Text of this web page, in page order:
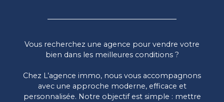
Vous recherchez une agence pour vendre votre
bien dans les meilleures conditions ?
Chez L’agence immo, nous vous accompagnons
avec une approche moderne, efficace et
personnalisée. Notre objectif est simple : mettre